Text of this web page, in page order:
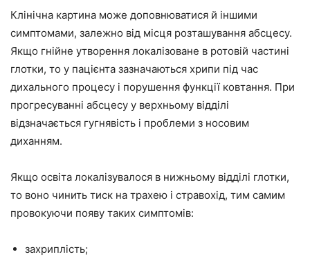
Клінічна картина може доповнюватися й іншими
симптомами, залежно від місця розташування абсцесу.
Якщо гнійне утворення локалізоване в ротовій частині
глотки, то у пацієнта зазначаються хрипи під час
дихального процесу і порушення функції ковтання. При
прогресуванні абсцесу у верхньому відділі
відзначається гугнявість і проблеми з носовим
диханням.
Якщо освіта локалізувалося в нижньому відділі глотки,
то воно чинить тиск на трахею і стравохід, тим самим
провокуючи появу таких симптомів:
захриплість;